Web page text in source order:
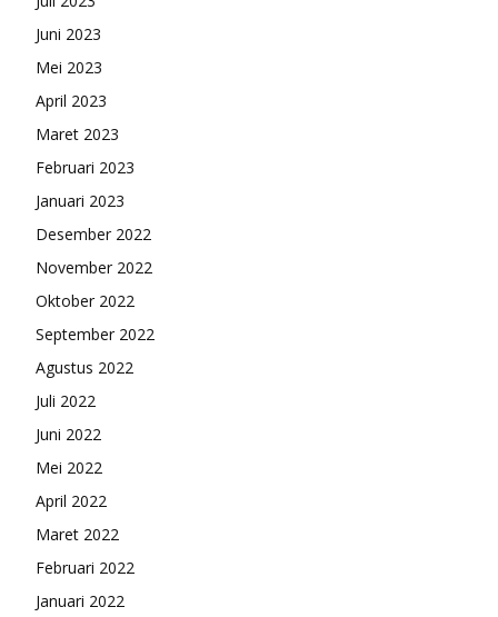
Juni 2023
Mei 2023
April 2023
Maret 2023
Februari 2023
Januari 2023
Desember 2022
November 2022
Oktober 2022
September 2022
Agustus 2022
Juli 2022
Juni 2022
Mei 2022
April 2022
Maret 2022
Februari 2022
Januari 2022